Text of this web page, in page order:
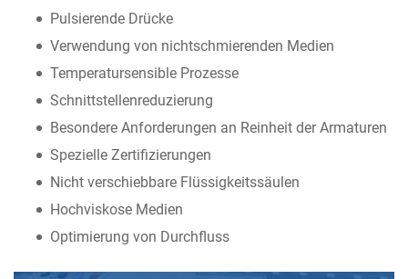
Pulsierende Drücke
Verwendung von nichtschmierenden Medien
Temperatursensible Prozesse
Schnittstellenreduzierung
Besondere Anforderungen an Reinheit der Armaturen
Spezielle Zertifizierungen
Nicht verschiebbare Flüssigkeitssäulen
Hochviskose Medien
Optimierung von Durchfluss